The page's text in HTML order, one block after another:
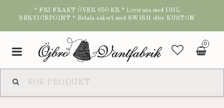
* FRI FRAKT ÖVER 650 KR * Leverans med DHL
SERVICEPOINT * Betala säkert med SWISH eller KUSTOM
0
Toggle
navigation